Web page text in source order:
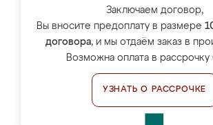
Заключаем договор,
Вы вносите предоплату в размере
договора, и мы отдаём заказ в
Возможна оплата в рассрочку
УЗНАТЬ О РАССРОЧКЕ